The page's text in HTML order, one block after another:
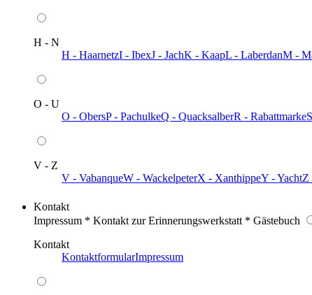
H - N
H - HaarnetzI - IbexJ - JachK - KaapL - LaberdanM -
O - U
O - ObersP - PachulkeQ - QuacksalberR - Rabattmarke
V - Z
V - VabanqueW - WackelpeterX - XanthippeY - YachtZ
Kontakt
Impressum * Kontakt zur Erinnerungswerkstatt * Gästebuch
Kontakt
KontaktformularImpressum